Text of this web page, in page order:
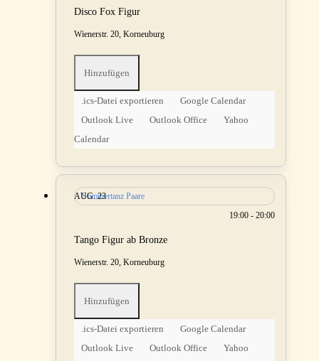
Disco Fox Figur
Wienerstr. 20, Korneuburg
Hinzufügen
.ics-Datei exportieren
Google Calendar
Outlook Live
Outlook Office
Yahoo
Calendar
Sommertanz Paare
AUG.23
19:00 - 20:00
Tango Figur ab Bronze
Wienerstr. 20, Korneuburg
Hinzufügen
.ics-Datei exportieren
Google Calendar
Outlook Live
Outlook Office
Yahoo